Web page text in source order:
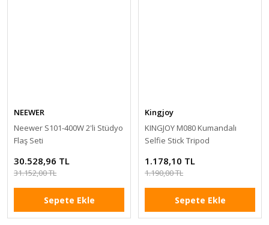
NEEWER
Neewer S101-400W 2'li Stüdyo
Flaş Seti
30.528,96 TL
31.152,00 TL
Sepete Ekle
Kingjoy
KINGJOY M080 Kumandalı
Selfie Stick Tripod
1.178,10 TL
1.190,00 TL
Sepete Ekle